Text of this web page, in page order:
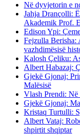
Në dyvjetorin e
Jahja Drançolli:
Akademik Prof.
Edison Ypi:
Fejzulla Berisha:
vazhdimësisë
Kalosh Çeliku:
Albert Habazaj:
Gjekë Gjonaj:
Malësisë
Vlash Prendi:
Gjekë Gjonaj:
Kristaq Turtulli:
Albert Vataj:
shpirtit shqiptar